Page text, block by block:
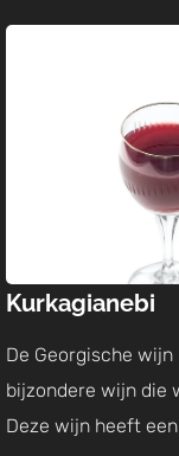
Kurkagianebi
De Georgische
bijzondere wijn die
Deze wijn heeft